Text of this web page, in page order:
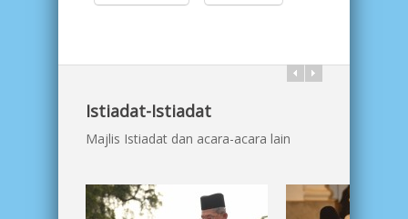
Istiadat-Istiadat
Majlis Istiadat dan acara-acara lain